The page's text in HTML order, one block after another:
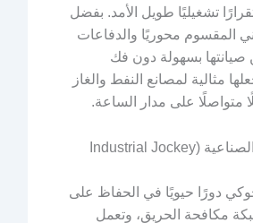
تشغيليًا طويل الأمد. بفضل
المقسوم محوريًا والدفاعات
صيانتها بسهولة دون فك
مثالية لمصانع النفط والغاز
متواصلًا على مدار الساعة.
مضخة الجوكي الصناعية (Industrial Jockey
دورًا حيويًا في الحفاظ على
مكافحة الحريق، وتعمل